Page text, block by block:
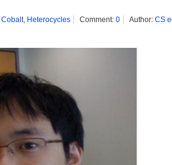
Cobalt, Heterocycles Comment: 0 Author: CS